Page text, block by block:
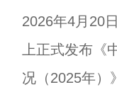
2026年4月20
上正式发布《
况（2025年）